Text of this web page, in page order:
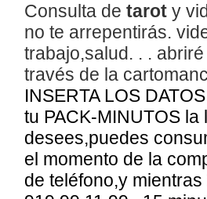
Consulta de taroty
no te arrepentirás.
trabajo,salud. . .
través de la
INSERTA LOS
tu PACK-MINUTOS
desees,puedes
el momento de la
de teléfono,y